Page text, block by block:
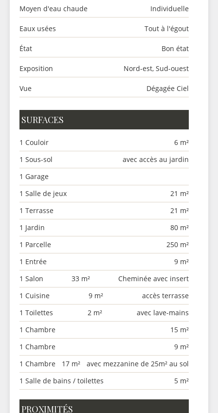
Moyen d'eau chaude Individuelle
Eaux usées Tout à l'égout
État Bon état
Exposition Nord-est, Sud-ouest
Vue Dégagée Ciel
SURFACES
1 Couloir
6 m²
1 Sous-sol
avec accès au jardin
1 Garage
1 Salle de jeux
21 m²
1 Terrasse
21 m²
1 Jardin
80 m²
1 Parcelle
250 m²
1 Entrée
9 m²
1 Salon
33 m²
Cheminée avec insert
1 Cuisine
9 m²
accès terrasse
1 Toilettes
2 m²
avec lave-mains
1 Chambre
15 m²
1 Chambre
9 m²
1 Chambre
17 m²
avec mezzanine de 25m² au sol
1 Salle de bains / toilettes
5 m²
PROXIMITÉS